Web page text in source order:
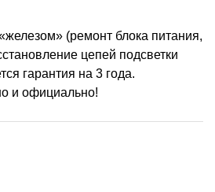
(ремонт блока питания,
цепей подсветки
гарантия на 3 года.
и официально!